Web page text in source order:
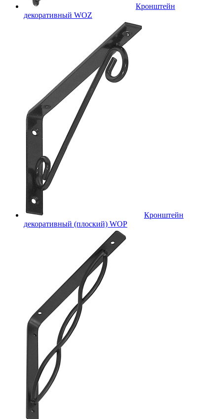
Кронштейн
декоративный WOZ
Кронштейн
декоративный (плоский) WOP